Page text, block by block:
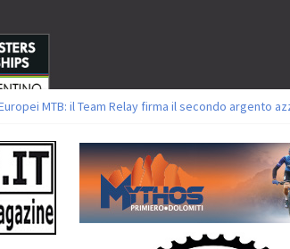
MTB: il Team Relay firma il secondo argento
XCO: titoli a Aldridge, Frei e Hutter. Argento
Europei XCO: vittorie per Ghibaudo, Grossmann e
Marathon Bike della Brianza: l’ultima sfida